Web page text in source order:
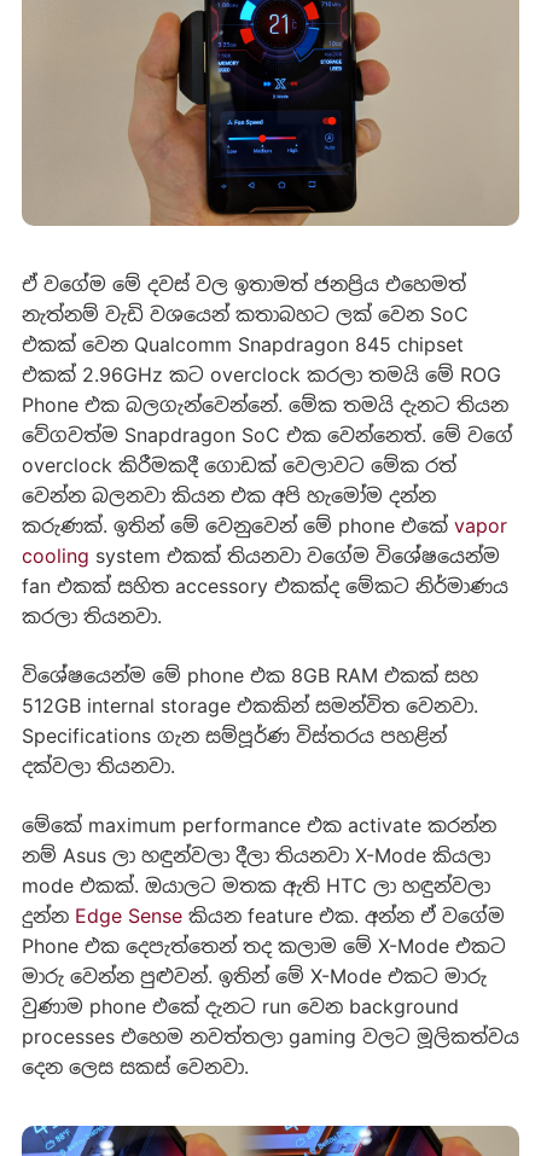
ඒ වගේම මේ දවස් වල ඉතාමත් ජනප්‍රිය එහෙමත්
නැත්නම් වැඩි වශයෙන් කතාබහට ලක් වෙන SoC
එකක් වෙන Qualcomm Snapdragon 845 chipset
එකක් 2.96GHz කට overclock කරලා තමයි මේ ROG
Phone එක බලගැන්වෙන්නේ. මේක තමයි දැනට තියන
වේගවත්ම Snapdragon SoC එක වෙන්නෙත්. මේ වගේ
overclock කිරීමකදී ගොඩක් වෙලාවට මේක රත්
වෙන්න බලනවා කියන එක අපි හැමෝම දන්න
කරුණක්. ඉතින් මේ වෙනුවෙන් මේ phone එකේ vapor
cooling system එකක් තියනවා වගේම විශේෂයෙන්ම
fan එකක් සහිත accessory එකක්ද මේකට නිර්මාණය
කරලා තියනවා.
විශේෂයෙන්ම මේ phone එක 8GB RAM එකක් සහ
512GB internal storage එකකින් සමන්විත වෙනවා.
Specifications ගැන සම්පූර්ණ විස්තරය පහළින්
දක්වලා තියනවා.
මේකේ maximum performance එක activate කරන්න
නම් Asus ලා හඳුන්වලා දීලා තියනවා X-Mode කියලා
mode එකක්. ඔයාලට මතක ඇති HTC ලා හඳුන්වලා
දුන්න Edge Senseකියන feature එක. අන්න ඒ වගේම
Phone එක දෙපැත්තෙන් තද කලාම මේ X-Mode එකට
මාරු වෙන්න පුළුවන්. ඉතින් මේ X-Mode එකට මාරු
වුණාම phone එකේ දැනට run වෙන background
processes එහෙම නවත්තලා gaming වලට මූලිකත්වය
දෙන ලෙස සකස් වෙනවා.